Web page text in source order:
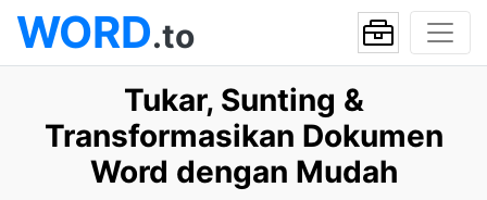
WORD.to
Tukar, Sunting &
Transformasikan Dokumen
Word dengan Mudah